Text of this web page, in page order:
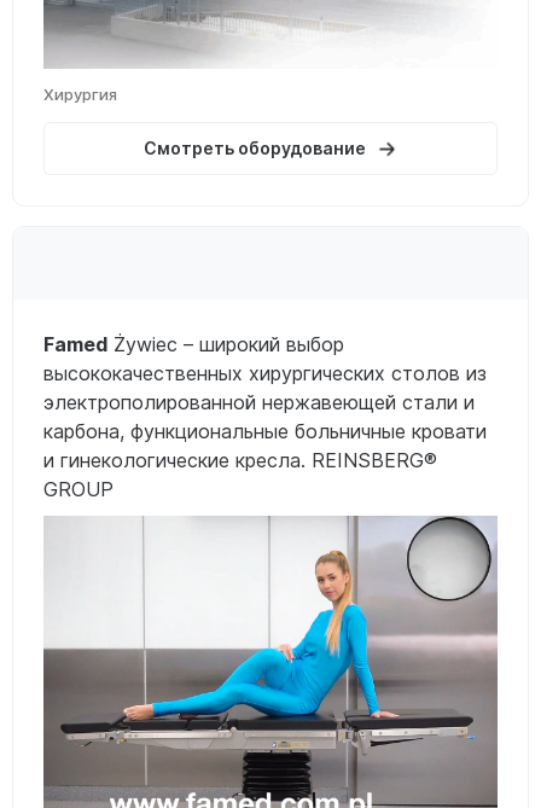
Хирургия
Смотреть оборудование
Famed Żywiec – широкий выбор
высококачественных хирургических столов из
электрополированной нержавеющей стали и
карбона, функциональные больничные кровати
и гинекологические кресла. REINSBERG®
GROUP